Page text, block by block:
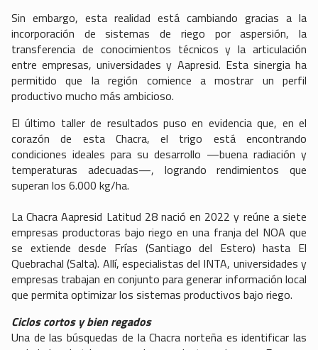
Sin embargo, esta realidad está cambiando gracias a la
incorporación de sistemas de riego por aspersión, la
transferencia de conocimientos técnicos y la articulación
entre empresas, universidades y Aapresid. Esta sinergia ha
permitido que la región comience a mostrar un perfil
productivo mucho más ambicioso.
El último taller de resultados puso en evidencia que, en el
corazón de esta Chacra, el trigo está encontrando
condiciones ideales para su desarrollo —buena radiación y
temperaturas adecuadas—, logrando rendimientos que
superan los 6.000 kg/ha.
La Chacra Aapresid Latitud 28 nació en 2022 y reúne a siete
empresas productoras bajo riego en una franja del NOA que
se extiende desde Frías (Santiago del Estero) hasta El
Quebrachal (Salta). Allí, especialistas del INTA, universidades y
empresas trabajan en conjunto para generar información local
que permita optimizar los sistemas productivos bajo riego.
Ciclos cortos y bien regados
Una de las búsquedas de la Chacra norteña es identificar las